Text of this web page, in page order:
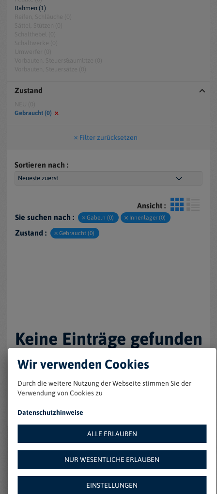
Rahmen (1)
Zustand
Gebraucht (0)
Filter zurücksetzen
Sortieren nach :
Ansicht :
Sie suchen nach :
Gabeln (0) Innenlager (0)
Zustand : Gebraucht (0)
Keine Einträge gefunden
Weitere Angebote auf
Amazon:
Wir verwenden Cookies
Durch die weitere Nutzung der Webseite stimmen Sie der
Verwendung von Cookies zu
Datenschutzhinweise
ALLE ERLAUBEN
NUR WESENTLICHE ERLAUBEN
EINSTELLUNGEN